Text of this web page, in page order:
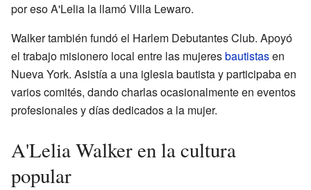
por eso A'Lelia la llamó Villa Lewaro.
Walker también fundó el Harlem Debutantes Club. Apoyó
el trabajo misionero local entre las mujeresbautistasen
Nueva York. Asistía a una iglesia bautista y participaba en
varios comités, dando charlas ocasionalmente en eventos
profesionales y días dedicados a la mujer.
A'Lelia Walker en la cultura
popular